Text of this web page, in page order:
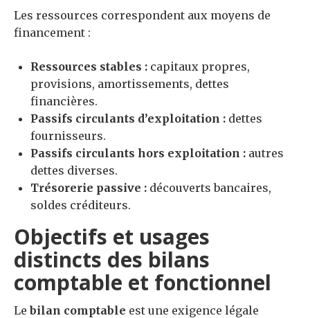
Les ressources correspondent aux moyens de
financement :
Ressources stables : capitaux propres,
provisions, amortissements, dettes
financières.
Passifs circulants d’exploitation : dettes
fournisseurs.
Passifs circulants hors exploitation : autres
dettes diverses.
Trésorerie passive : découverts bancaires,
soldes créditeurs.
Objectifs et usages
distincts des bilans
comptable et fonctionnel
Lebilan comptable est une exigence légale